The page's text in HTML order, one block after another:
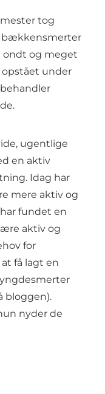
tog
bækkensmerter
ondt og meget
opstået under
ugentlige
en aktiv
Idag har
mere aktiv og
fundet en
aktiv og
for
få lagt en
bloggen).
nyder de